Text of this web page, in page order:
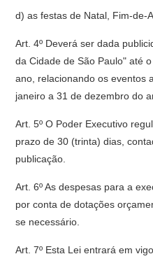
d) as festas de Natal, Fim-de-
Art. 4º Deverá ser dada
da Cidade de São Paulo" até
ano, relacionando os eventos
janeiro a 31 de dezembro do
Art. 5º O Poder Executivo
prazo de 30 (trinta) dias,
publicação.
Art. 6º As despesas para a
por conta de dotações
se necessário.
Art. 7º Esta Lei entrará em